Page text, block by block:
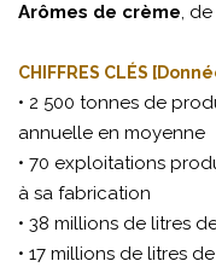
Arômes de crème,
CHIFFRES CLÉS
• 2 500 tonnes de
annuelle en moyenne
• 70 exploitations
à sa fabrication
• 38 millions de litres
• 17 millions de litres